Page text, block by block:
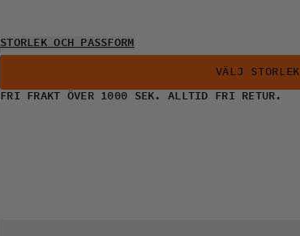
STORLEK OCH PASSFORM
VÄLJ STORLEK
FRI FRAKT ÖVER 1000 SEK. ALLTID FRI RETUR.